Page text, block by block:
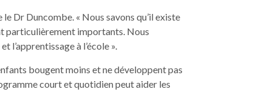
Dr Duncombe. « Nous savons qu’il existe
particulièrement importants. Nous
l’apprentissage à l’école ».
bougent moins et ne développent pas
court et quotidien peut aider les